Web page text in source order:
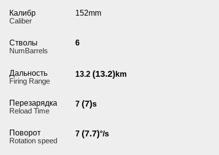
Калибр
Caliber
152mm
Стволы
NumBarrels
6
Дальность
Firing Range
13.2 (13.2) km
Перезарядка
Reload Time
7 (7)s
Поворот
Rotation speed
7 (7.7)°/s